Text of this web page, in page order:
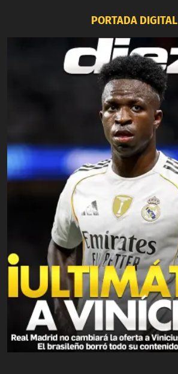
PORTADA DIGITAL